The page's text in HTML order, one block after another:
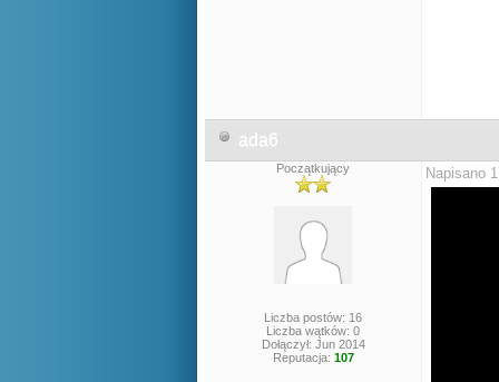
ada6
Początkujący
Liczba postów: 16
Liczba wątków: 0
Dołączył: Jun 2014
Reputacja: 107
Napisano